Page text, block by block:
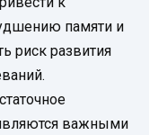
памяти и
риск развития
важными